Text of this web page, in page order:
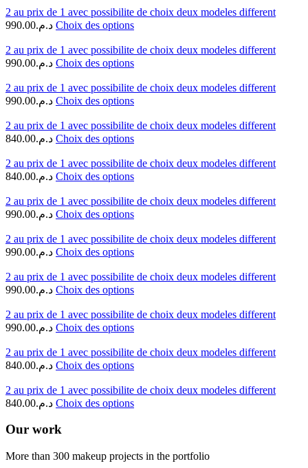
2 au prix de 1 avec possibilite de choix deux modeles different
د.م.990.00 Choix des options
2 au prix de 1 avec possibilite de choix deux modeles different
د.م.990.00 Choix des options
2 au prix de 1 avec possibilite de choix deux modeles different
د.م.990.00 Choix des options
2 au prix de 1 avec possibilite de choix deux modeles different
د.م.840.00 Choix des options
2 au prix de 1 avec possibilite de choix deux modeles different
د.م.840.00 Choix des options
2 au prix de 1 avec possibilite de choix deux modeles different
د.م.990.00 Choix des options
2 au prix de 1 avec possibilite de choix deux modeles different
د.م.990.00 Choix des options
2 au prix de 1 avec possibilite de choix deux modeles different
د.م.990.00 Choix des options
2 au prix de 1 avec possibilite de choix deux modeles different
د.م.990.00 Choix des options
2 au prix de 1 avec possibilite de choix deux modeles different
د.م.840.00 Choix des options
2 au prix de 1 avec possibilite de choix deux modeles different
د.م.840.00 Choix des options
Our work
More than 300 makeup projects in the portfolio